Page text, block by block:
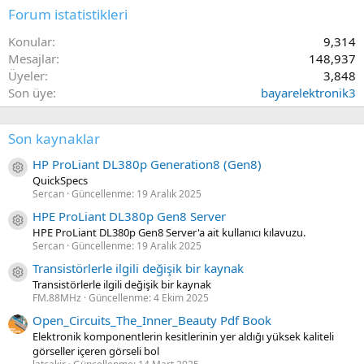
Forum istatistikleri
Konular
9,314
Mesajlar
148,937
Üyeler
3,848
Son üye
bayarelektronik3
Son kaynaklar
Kaynak ikon/amblem
HP ProLiant DL380p Generation8 (Gen8)
QuickSpecs
Sercan Güncellenme: 19 Aralık 2025
Kaynak ikon/amblem
HPE ProLiant DL380p Gen8 Server
HPE ProLiant DL380p Gen8 Server'a ait kullanıcı kılavuzu.
Sercan Güncellenme: 19 Aralık 2025
Kaynak ikon/amblem
Transistörlerle ilgili değişik bir kaynak
Transistörlerle ilgili değişik bir kaynak
FM.88MHz Güncellenme:4 Ekim 2025
Open_Circuits_The_Inner_Beauty Pdf Book
Elektronik komponentlerin kesitlerinin yer aldığı yüksek kaliteli
görseller içeren görseli bol